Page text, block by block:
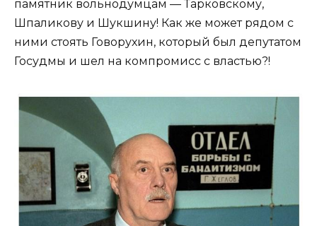
памятник вольнодумцам — Тарковскому,
Шпаликову и Шукшину! Как же может рядом с
ними стоять Говорухин, который был депутатом
Госудмы и шел на компромисс с властью?!